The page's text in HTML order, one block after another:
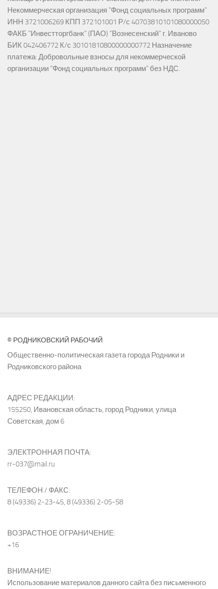
Некоммерческая организация "Фонд социальных программ"
ИНН 3721006269 КПП 372101001 Р/с 40703810101080000050
ФАКБ "Инвестторгбанк" (ПАО) "Вознесенский" г. Иваново
БИК 042406772 К/с 30101810800000000772 Назначение
платежа: Добровольные взносы для некоммерческой
организации "Фонд социальных программ" без НДС.
© РОДНИКОВСКИЙ РАБОЧИЙ
Общественно-политическая газета города Родники и
Родниковского района
АДРЕС РЕДАКЦИИ:
155250, Ивановская область, город Родники, улица
Советская, дом 6
ЭЛЕКТРОННАЯ ПОЧТА:
rr-037@mail.ru
ТЕЛЕФОН / ФАКС:
8 (49336) 2-23-45, 8 (49336) 2-05-58
ВОЗРАСТНОЕ ОГРАНИЧЕНИЕ:
+16
ВНИМАНИЕ!
Использование материалов данного сайта без письменного